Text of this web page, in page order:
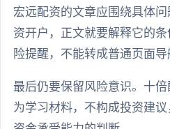
宏远配资的文章应围绕具体
资开户，正文就要解释它的
险提醒，不能转成普通页面导
最后仍要保留风险意识。十
为学习材料，不构成投资建